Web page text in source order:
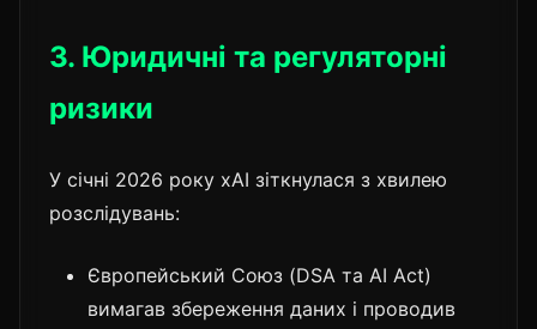
3. Юридичні та регуляторні
ризики
У січні 2026 року xAI зіткнулася з хвилею
розслідувань:
Європейський Союз (DSA та AI Act)
вимагав збереження даних і проводив